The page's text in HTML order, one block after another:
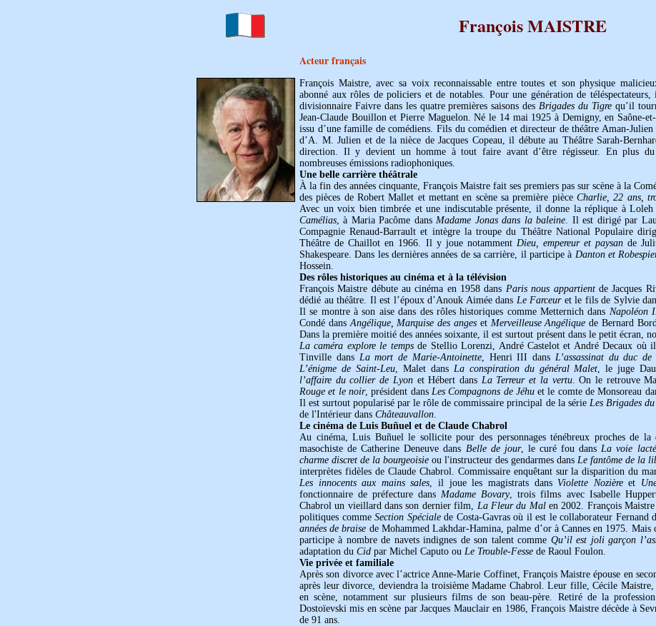
François MAISTRE
Acteur français
François Maistre, avec sa voix reconnaissable entre toutes et son physique
abonné aux rôles de policiers et de notables. Pour une génération de
divisionnaire Faivre dans les quatre premières saisons desBrigades du Tigrequ’il
Jean-Claude Bouillon et Pierre Maguelon. Né le 14 mai 1925 à Demigny, en Saône-
issu d’une famille de comédiens. Fils du comédien et directeur de théâtre Aman-
d’A. M. Julien et de la nièce de Jacques Copeau, il débute au Théâtre Sarah-
direction. Il y devient un homme à tout faire avant d’être régisseur. En plus
nombreuses émissions radiophoniques.
Une belle carrière théâtrale
À la fin des années cinquante, François Maistre fait ses premiers pas sur scène à la
des pièces de Robert Mallet et mettant en scène sa première pièce Charlie, 22 ans,
Avec un voix bien timbrée et une indiscutable présente, il donne la réplique à Loleh
Camélias, à Maria Pacôme dansMadame Jonas dans la baleine. Il est dirigé par
Compagnie Renaud-Barrault et intègre la troupe du Théâtre National Populaire
Théâtre de Chaillot en 1966. Il y joue notamment Dieu, empereur et paysan de
Shakespeare. Dans les dernières années de sa carrière, il participe à Danton et
Hossein.
Des rôles historiques au cinéma et à la télévision
François Maistre débute au cinéma en 1958 dans Paris nous appartientde Jacques
dédié au théâtre. Il est l’époux d’Anouk Aimée dans Le Farceuret le fils de Sylvie
Il se montre à son aise dans des rôles historiques comme Metternich dans Napoléon
Condé dansAngélique, Marquise des angeset Merveilleuse Angélique de Bernard
Dans la première moitié des années soixante, il est surtout présent dans le petit écran,
La caméra explore le tempsde Stellio Lorenzi, André Castelot et André Decaux où
Tinville dans La mort de Marie-Antoinette, Henri III dans L’assassinat du duc de
L’énigme de Saint-Leu, Malet dans La conspiration du général Malet, le juge
l’affaire du collier de Lyonet Hébert dans La Terreur et la vertu. On le retrouve
Rouge et le noir, président dans Les Compagnons de Jéhuet le comte de Monsoreau
Il est surtout popularisé par le rôle de commissaire principal de la série Les Brigades
de l'Intérieur dans Châteauvallon.
Le cinéma de Luis Buñuel et de Claude Chabrol
Au cinéma, Luis Buñuel le sollicite pour des personnages ténébreux proches de la
masochiste de Catherine Deneuve dans Belle de jour, le curé fou dansLa voie
charme discret de la bourgeoisie ou l'instructeur des gendarmes dans Le fantôme de la
interprètes fidèles de Claude Chabrol. Commissaire enquêtant sur la disparition du
Les innocents aux mains sales, il joue les magistrats dans Violette Nozièreet
fonctionnaire de préfecture dansMadame Bovary, trois films avec Isabelle
Chabrol un vieillard dans son dernier film, La Fleur du Malen 2002. François Maistre
politiques comme Section Spécialede Costa-Gavras où il est le collaborateur Fernand
années de braise de Mohammed Lakhdar-Hamina, palme d’or à Cannes en 1975.
participe à nombre de navets indignes de son talent comme Qu’il est joli garçon
adaptation du Cid par Michel Caputo ou Le Trouble-Fesse de Raoul Foulon.
Vie privée et familiale
Après son divorce avec l’actrice Anne-Marie Coffinet, François Maistre épouse en
après leur divorce, deviendra la troisième Madame Chabrol. Leur fille, Cécile Maistre,
en scène, notamment sur plusieurs films de son beau-père. Retiré de la
Dostoïevski mis en scène par Jacques Mauclair en 1986, François Maistre décède à
de 91 ans.